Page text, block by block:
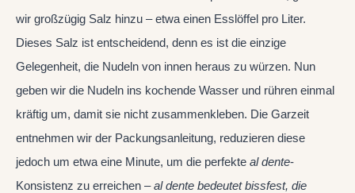
wir großzügig Salz hinzu – etwa einen Esslöffel pro Liter.
Dieses Salz ist entscheidend, denn es ist die einzige
Gelegenheit, die Nudeln von innen heraus zu würzen. Nun
geben wir die Nudeln ins kochende Wasser und rühren einmal
kräftig um, damit sie nicht zusammenkleben. Die Garzeit
entnehmen wir der Packungsanleitung, reduzieren diese
jedoch um etwa eine Minute, um die perfekte al dente-
Konsistenz zu erreichen –al dente bedeutet bissfest, die